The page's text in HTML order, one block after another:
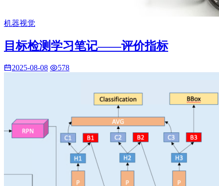
机器视觉
目标检测学习笔记——评价指标
2025-08-08 578